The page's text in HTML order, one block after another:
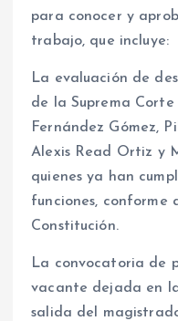
para conocer y
trabajo, que incluye:
La evaluación de
de la Suprema Corte
Fernández Gómez,
Alexis Read Ortiz y
quienes ya han
funciones, conforme
Constitución.
La convocatoria de
vacante dejada en
salida del